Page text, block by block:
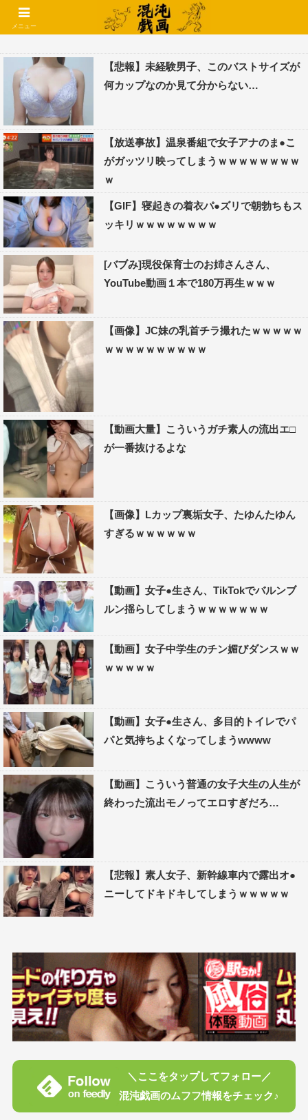
コメントでコテハン使えるようになりました🌱
【悲報】未経験男子、このバストサイズが
何カップなのか見て分からない…
【放送事故】温泉番組で女子アナのま●こ
がガッツリ映ってしまうｗｗｗｗｗｗｗｗ
ｗ
【GIF】寝起きの着衣パ●ズリで朝勃ちもス
ッキリｗｗｗｗｗｗｗｗ
[バブみ]現役保育士のお姉さんさん、
YouTube動画１本で180万再生ｗｗｗ
【画像】JC妹の乳首チラ撮れたｗｗｗｗｗ
ｗｗｗｗｗｗｗｗｗｗ
【動画大量】こういうガチ素人の流出エ□
が一番抜けるよな
【画像】Lカップ裏垢女子、たゆんたゆん
すぎるｗｗｗｗｗｗ
【動画】女子●生さん、TikTokでバルンブ
ルン揺らしてしまうｗｗｗｗｗｗｗ
【動画】女子中学生のチン媚びダンスｗｗ
ｗｗｗｗｗ
【動画】女子●生さん、多目的トイレでパ
パと気持ちよくなってしまうwwww
【動画】こういう普通の女子大生の人生が
終わった流出モノってエロすぎだろ…
【悲報】素人女子、新幹線車内で露出オ●
ニーしてドキドキしてしまうｗｗｗｗｗ
＼ここをタップしてフォロー／
混沌戯画のムフフ情報をチェック♪
メニュー